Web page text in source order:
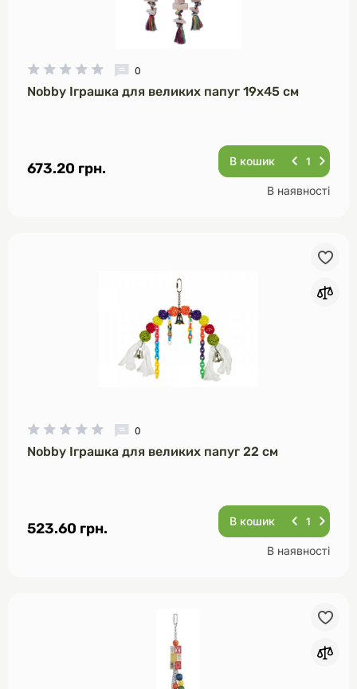
0
Nobby Іграшка для великих папуг 19х45 см
673.20 грн. В кошик
В наявності
0
Nobby Іграшка для великих папуг 22 см
523.60 грн. В кошик
В наявності